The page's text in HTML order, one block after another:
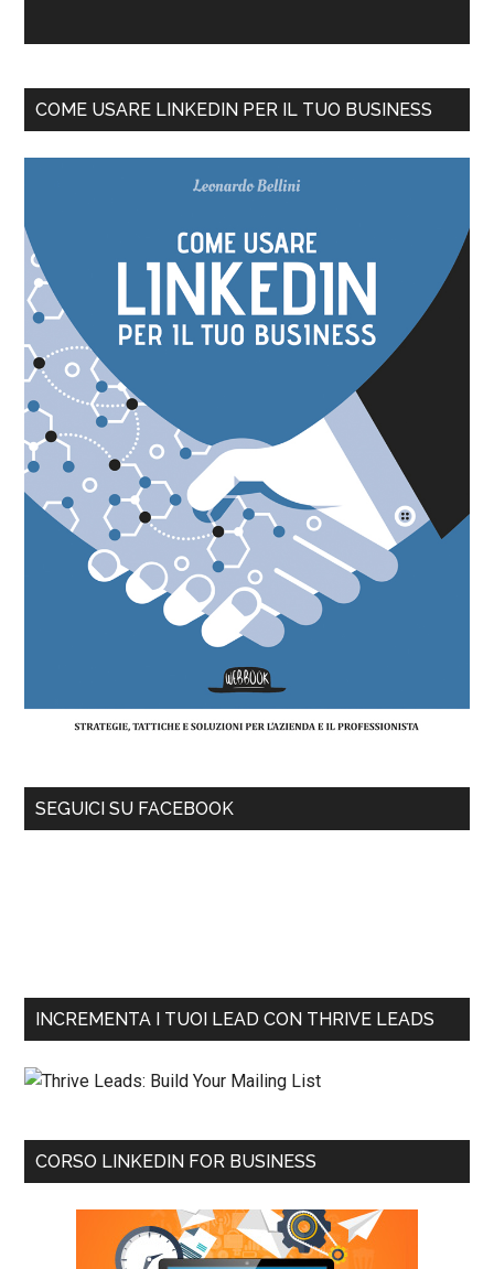
COME USARE LINKEDIN PER IL TUO BUSINESS
SEGUICI SU FACEBOOK
INCREMENTA I TUOI LEAD CON THRIVE LEADS
CORSO LINKEDIN FOR BUSINESS